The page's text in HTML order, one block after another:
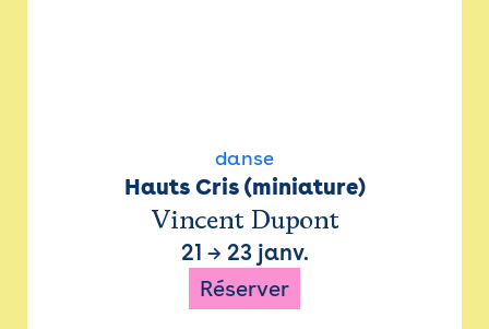
danse
Hauts Cris (miniature)
Vincent Dupont
21 → 23 janv.
Réserver